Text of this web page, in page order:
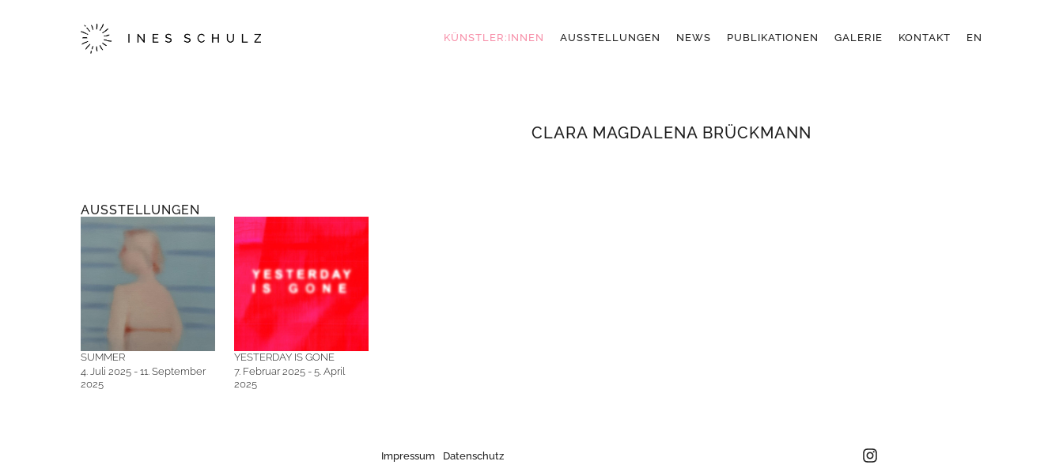
KÜNSTLER:INNEN AUSSTELLUNGEN NEWS PUBLIKATIONEN GALERIE KONTAKT EN
CLARA MAGDALENA BRÜCKMANN
AUSSTELLUNGEN
SUMMER
4. Juli 2025 - 11. September
2025
YESTERDAY IS GONE
7. Februar 2025 - 5. April
2025
Impressum Datenschutz